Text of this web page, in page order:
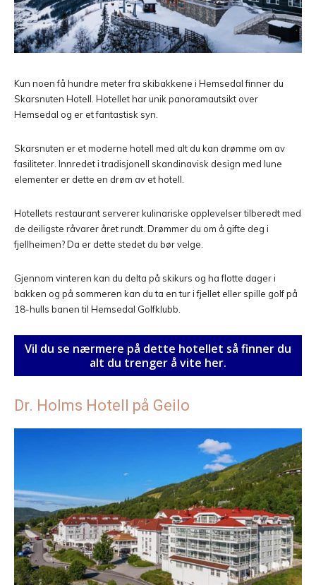
Kun noen få hundre meter fra skibakkene i Hemsedal finner du
Skarsnuten Hotell. Hotellet har unik panoramautsikt over
Hemsedal og er et fantastisk syn.
Skarsnuten er et moderne hotell med alt du kan drømme om av
fasiliteter. Innredet i tradisjonell skandinavisk design med lune
elementer er dette en drøm av et hotell.
Hotellets restaurant serverer kulinariske opplevelser tilberedt med
de deiligste råvarer året rundt. Drømmer du om å gifte deg i
fjellheimen? Da er dette stedet du bør velge.
Gjennom vinteren kan du delta på skikurs og ha flotte dager i
bakken og på sommeren kan du ta en tur i fjellet eller spille golf på
18-hulls banen til Hemsedal Golfklubb.
Vil du se nærmere på dette hotellet så finner du
alt du trenger å vite her.
Dr. Holms Hotell på Geilo